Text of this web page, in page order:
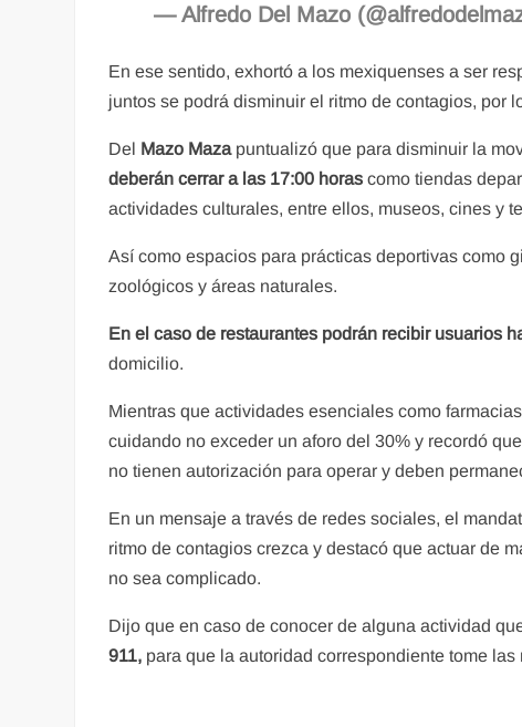
— Alfredo Del Mazo
En ese sentido, exhortó a los mexiquenses a ser
juntos se podrá disminuir el ritmo de contagios, por
Del Mazo Mazapuntualizó que para disminuir la
deberán cerrar a las 17:00 horas como tiendas
actividades culturales, entre ellos, museos, cines y
Así como espacios para prácticas deportivas como
zoológicos y áreas naturales.
En el caso de restaurantes podrán recibir usuarios
domicilio.
Mientras que actividades esenciales como
cuidando no exceder un aforo del 30% y recordó
no tienen autorización para operar y deben
En un mensaje a través de redes sociales, el
ritmo de contagios crezca y destacó que actuar de
no sea complicado.
Dijo que en caso de conocer de alguna actividad
911, para que la autoridad correspondiente tome las